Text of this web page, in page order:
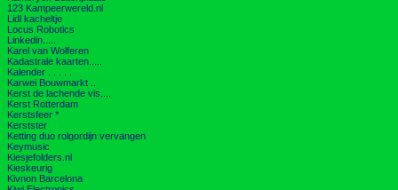
123 Kampeerwereld.nl
Lidl kacheltje
Locus Robotics
Linkedin.....
Karel van Wolferen
Kadastrale kaarten.....
Kalender . . . . .
Karwei Bouwmarkt ..
Kerst de lachende vis....
Kerst Rotterdam
Kerstsfeer *
Kerstster
Ketting duo rolgordijn vervangen
Keymusic
Kiesjefolders.nl
Kieskeurig
Kivnon Barcelona